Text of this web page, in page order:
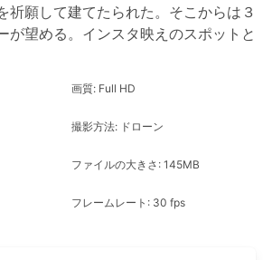
祈願して建てたられた。そこからは３
が望める。インスタ映えのスポットと
画質: Full HD
撮影方法: ドローン
ファイルの大きさ: 145MB
フレームレート: 30 fps